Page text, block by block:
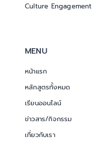
Culture Engagement
MENU
หน้าแรก
หลักสูตรทั้งหมด
เรียนออนไลน์
ข่าวสาร/กิจกรรม
เกี่ยวกับเรา